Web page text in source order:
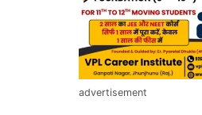
advertisement